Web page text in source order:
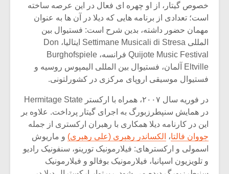
خصوص گیتار، از او چهره ای فعال در این عرصه ساخته
است؛ تعدادی از برنامه هایی که دیلا در آن ها به عنوان
مهمان حضور داشته، بدین شرح است: فستیوال بین
المللی Settimane Musicali di Stresa ایتالیا، Don
Quijote Music Festival فرانسه، Burghofspiele
Eltville آلمان، فستیوال بین المللی الیمپوس روسیه و
فستیوال موسیقی اروپای مرکزی در کشورلتونی.
در فوریه سال ۲۰۰۷، همراه با ارکستر Hermitage State
در همایش سنپطرزبورگ به اجرای گیتار پرداخت. علاوه بر
این در کارنامه دیلا همکاری با رهبران ارکستری از جمله
جووان فالتا، الکساندر رهبری (علی رهبری) و ماریوش
اسمولی و ارکسترهای: فیلارمونیک تورینو، سنفونیک رادیو
و تلویزیون اسپانیا، فیلارمونیک بوفالو و فیلارمونیک